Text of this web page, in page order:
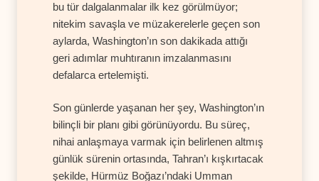
bu tür dalgalanmalar ilk kez görülmüyor;
nitekim savaşla ve müzakerelerle geçen son
aylarda, Washington’ın son dakikada attığı
geri adımlar muhtıranın imzalanmasını
defalarca ertelemişti.
Son günlerde yaşanan her şey, Washington’ın
bilinçli bir planı gibi görünüyordu. Bu süreç,
nihai anlaşmaya varmak için belirlenen altmış
günlük sürenin ortasında, Tahran’ı kışkırtacak
şekilde, Hürmüz Boğazı’ndaki Umman